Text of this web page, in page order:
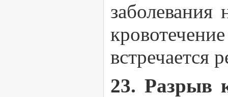
заболевания
встречается
23. Разрыв